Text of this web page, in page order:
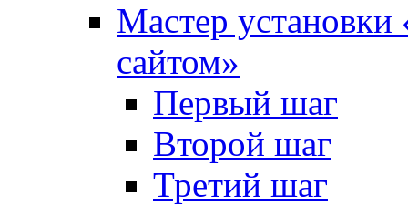
Мастер
сайтом»
Первый шаг
Второй шаг
Третий шаг